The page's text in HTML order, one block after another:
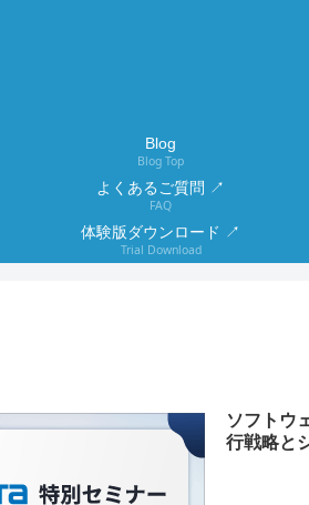
Blog
Blog Top
よくあるご質問 ↗
FAQ
体験版ダウンロード ↗
Trial Download
ソフトウ
行戦略と